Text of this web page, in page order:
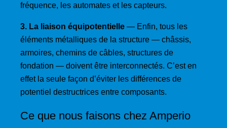
fréquence, les automates et les capteurs.
3. La liaison équipotentielle — Enfin, tous les
éléments métalliques de la structure — châssis,
armoires, chemins de câbles, structures de
fondation — doivent être interconnectés. C’est en
effet la seule façon d’éviter les différences de
potentiel destructrices entre composants.
Ce que nous faisons chez Amperio